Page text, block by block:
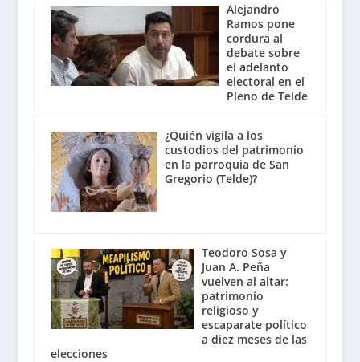
Alejandro
Ramos pone
cordura al
debate sobre
el adelanto
electoral en el
Pleno de Telde
¿Quién vigila a los
custodios del patrimonio
en la parroquia de San
Gregorio (Telde)?
Teodoro Sosa y
Juan A. Peña
vuelven al altar:
patrimonio
religioso y
escaparate político
a diez meses de las
elecciones